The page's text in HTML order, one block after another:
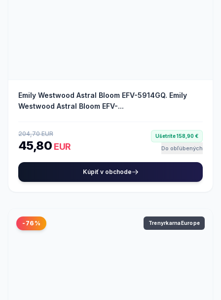
Emily Westwood Astral Bloom EFV-5914GQ. Emily
Westwood Astral Bloom EFV-...
204,70 EUR
45,80 EUR
Ušetríte 158,90 €
Do obľúbených
Kúpiť v obchode
-76% TrenyrkarnaEurope